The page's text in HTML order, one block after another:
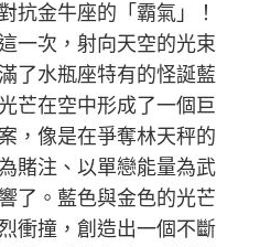
抗金牛座的「霸氣」！
一次，射向天空的光束
了水瓶座特有的怪誕藍
芒在空中形成了一個巨
，像是在爭奪林天秤的
賭注、以單戀能量為武
了。藍色與金色的光芒
衝撞，創造出一個不斷